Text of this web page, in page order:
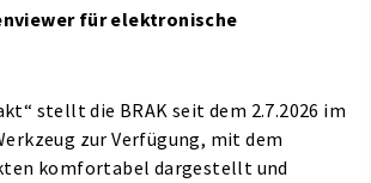
für elektronische
stellt die BRAK seit dem 2.7.2026 im
zur Verfügung, mit dem
komfortabel dargestellt und